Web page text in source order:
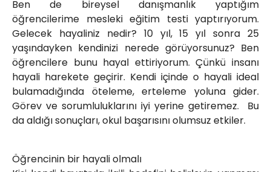
Ben de bireysel danışmanlık yaptığım
öğrencilerime mesleki eğitim testi yaptırıyorum.
Gelecek hayaliniz nedir? 10 yıl, 15 yıl sonra 25
yaşındayken kendinizi nerede görüyorsunuz? Ben
öğrencilere bunu hayal ettiriyorum. Çünkü insanı
hayali harekete geçirir. Kendi içinde o hayali ideal
bulamadığında öteleme, erteleme yoluna gider.
Görev ve sorumluluklarını iyi yerine getiremez. Bu
da aldığı sonuçları, okul başarısını olumsuz etkiler.
Öğrencinin bir hayali olmalı